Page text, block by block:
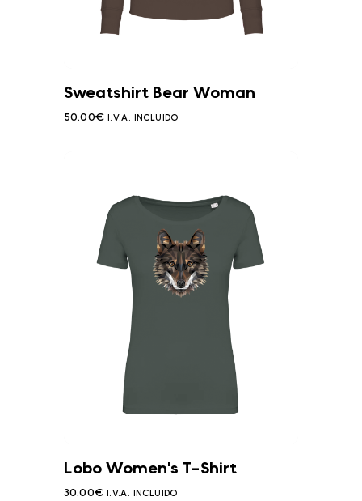
Sweatshirt Bear Woman
50.00€ I.V.A. INCLUIDO
Lobo Women's T-Shirt
30.00€ I.V.A. INCLUIDO